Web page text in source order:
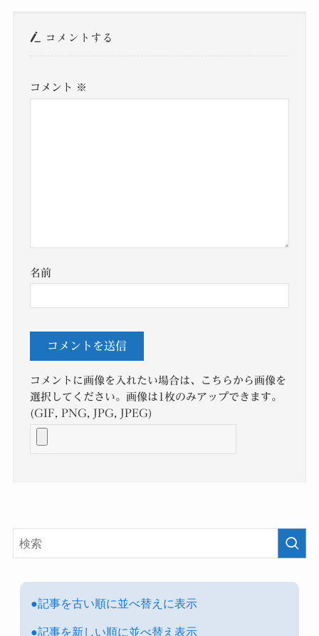
コメントする
コメント ※
名前
コメントに画像を入れたい場合は、こちらから画像を
選択してください。画像は1枚のみアップできます。
(GIF, PNG, JPG, JPEG)
●記事を古い順に並べ替えに表示
●記事を新しい順に並べ替え表示